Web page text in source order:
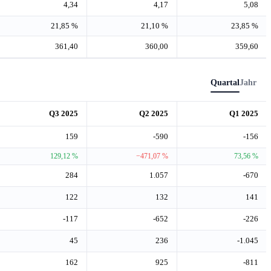
4,34 4,17 5,08
21,85 % 21,10 % 23,85 %
361,40 360,00 359,60
QuartalJahr
Q3 2025 Q2 2025 Q1 2025
159 -590 -156
129,12 % −471,07 % 73,56 %
284 1.057 -670
122 132 141
-117 -652 -226
45 236 -1.045
162 925 -811